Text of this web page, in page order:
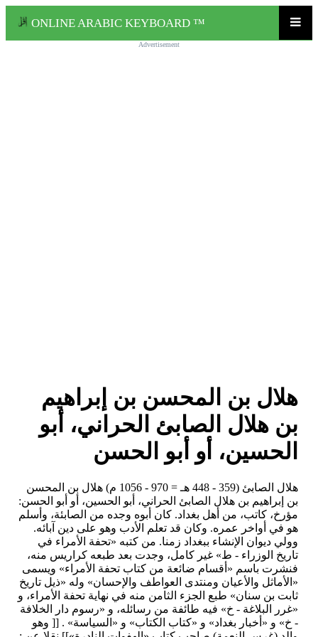
ONLINE ARABIC KEYBOARD ™
Advertisement
هلال بن المحسن بن إبراهيم
بن هلال الصابئ الحراني، أبو
الحسين، أو أبو الحسن
هلال الصابئ (359 - 448 هـ = 970 - 1056 م) هلال بن المحسن
بن إبراهيم بن هلال الصابئ الحراني، أبو الحسين، أو أبو الحسن:
مؤرخ، كاتب، من أهل بغداد. كان أبوه وجده من الصابئة، وأسلم
هو في أواخر عمره. وكان قد تعلم الأدب وهو على دين آبائه.
وولي ديوان الإنشاء ببغداد زمنا. من كتبه «تحفة الأمراء في
تاريخ الوزراء - ط» غير كامل، وجدت بعد طبعه كراريس منه،
فنشرت باسم «أقسام ضائعة من كتاب تحفة الأمراء» ويسمى
«الأماثل والأعيان ومنتدى العواطف والإحسان» وله «ذيل تاريخ
ثابت بن سنان» طبع الجزء الثامن منه في نهاية تحفة الأمراء، و
«غرر البلاغة - خ» فيه طائفة من رسائله، و «رسوم دار الخلافة
- خ» و «أخبار بغداد» و «كتاب الكتاب» و «السياسة» . [[ وهو